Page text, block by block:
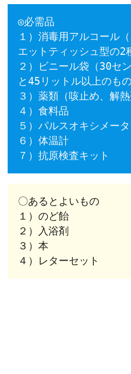
◎必需品
１）消毒用アルコール
エットティッシュ型の2
２）ビニール袋（30セ
と45リットル以上のもの
３）薬類（咳止め、解熱
４）食料品
５）パルスオキシメー
６）体温計
７）抗原検査キット
〇あるとよいもの
１）のど飴
２）入浴剤
３）本
４）レターセット